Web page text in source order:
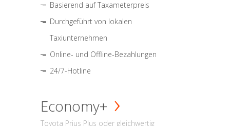
Basierend auf Taxameterpreis
Durchgeführt von lokalen
Taxiunternehmen
Online- und Offline-Bezahlungen
24/7-Hotline
Economy+
Toyota Prius Plus oder gleichwertig